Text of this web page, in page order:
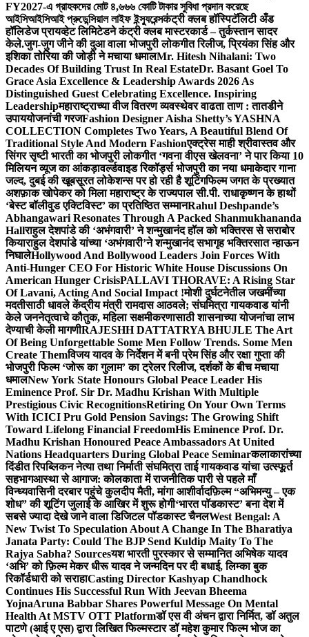
FY2027-এ গ্রাহকদের মোট ৪,৬৬৬ কোটি টাকার সুবিধা প্রদান করেছে
আইসিআইসিআই প্রুডেন্সিয়াল লাইফ ইন্স্যুরেন্সकंट्री क्लब हॉस्पिटॅलिटी अँड
हॉलिडेज प्रायव्हेट लिमिटेडने कंट्री क्लब मास्टरकार्ड – तुर्कस्तान सादर
केले.जुग-जुग जीने की दुआ वाला भोजपुरी लोकगीत रिलीज, प्रियंका सिंह और
इशिका तोरिया की जोड़ी ने मचाया धमालMr. Hitesh Nihalani: Two
Decades Of Building Trust In Real EstateDr. Basant Goel To
Grace Asia Excellence & Leadership Awards 2026 As
Distinguished Guest Celebrating Excellence. Inspiring
Leadershipमहाराष्ट्राच्या वीज वितरण व्यवस्थेवर वाढता ताण : तातडीने
उपाययोजनांची गरजFashion Designer Aisha Shetty’s YASHNA
COLLECTION Completes Two Years, A Beautiful Blend Of
Traditional Style And Modern Fashionएक्ट्रेस माही श्रीवास्तव और
सिंगर सृष्टी भारती का भोजपुरी लोकगीत ‘गवना वीएस खेलवना’ ने पार किया 10
मिलियन व्यूज का आंकड़ावर्ल्डवाइड रिकॉर्ड्स भोजपुरी का नया धमाकेदार गाना
जल्द, दुबई की खूबसूरत लोकेशन्स पर हो रही है शूटिंगफिल्म जगत के प्रख्यात
अशफ़ाक खोपेकर को मिला महाराष्ट्र के राज्यपाल सी.पी. राधाकृष्णन के हाथों
‘बेस्ट बॉलीवुड एक्टिविस्ट’ का प्रतिष्ठित सम्मानRahul Deshpande’s
Abhangawari Resonates Through A Packed Shanmukhananda
Hallराहुल देशपांडे की ‘अभंगवारी’ ने शन्मुखानंद हॉल को भक्तिरस से सराबोर
कियाराहुल देशपांडे यांच्या ‘अभंगवारी’ने शन्मुखानंद सभागृह भक्तिरसात न्हाऊन
निघालेHollywood And Bollywood Leaders Join Forces With
Anti-Hunger CEO For Historic White House Discussions On
American Hunger CrisisPALLAVI THORAVE: A Rising Star
Of Lavani, Acting And Social Impact !मोशी दुर्घटनेतील जखमींच्या
मदतीसाठी धावले केंद्रीय मंत्री रामदास आठवले; संघमित्रा गायकवाड यांनी
केले जननेतृत्वाचे कौतुक, महिला सक्षमीकरणासाठी शासनाच्या योजनांचा लाभ
देण्याची केली मागणीRAJESHH DATTATRYA BHUJLE The Art
Of Being Unforgettable Some Men Follow Trends. Some Men
Create Themविजय यादव के निर्देशन में बनी प्रेम सिंह और रक्षा गुप्ता की
भोजपुरी फिल्म ‘जोरू का गुलाम’ का ट्रेलर रिलीज, दर्शकों के बीच मचाया
धमालNew York State Honours Global Peace Leader His
Eminence Prof. Sir Dr. Madhu Krishan With Multiple
Prestigious Civic RecognitionsRetiring On Your Own Terms
With ICICI Pru Gold Pension Savings: The Growing Shift
Toward Lifelong Financial FreedomHis Eminence Prof. Dr.
Madhu Krishan Honoured Peace Ambassadors At United
Nations Headquarters During Global Peace Seminarकलाकारांच्या
दिंडीत रिपब्लिकन नेत्या तथा निर्माती संघमित्रा ताई गायकवाड यांचा उत्स्फूर्त
सहभागआस्था से आगाज: कोलकाता में राजनीतिक पारी से पहले माँ
विन्ध्यवासिनी दरबार पहुंचे कुलदीप मैती, मांगा आशीर्वादफ़िल्म “अभिमन्यु – एक
शोध” की शूटिंग जुलाई के आखिर में शुरू होगी‘भारत पॉडकास्ट’ बना देश में
सबसे ज्यादा देखे जाने वाला डिजिटल पॉडकास्ट चैनलWest Bengal: A
New Twist To Speculation About A Change In The Bharatiya
Janata Party: Could The BJP Send Kuldip Maity To The
Rajya Sabha? Sourcesयश भारती पुरस्कार से सम्मानित अभिषेक यादव
‘अभि’ को फ़िल्म मेकर धीरू यादव ने जन्मदिन पर दी बधाई, लिम्का बुक
रिकॉर्डधारी को सराहाCasting Director Kashyap Chandhock
Continues His Successful Run With Jeevan Bheema
YojnaAruna Babbar Shares Powerful Message On Mental
Health At MSTV OTT Platformडॉ एस वी अंचन द्वारा निर्मित, डॉ अतुल
पाटणे (आई ए एस) द्वारा लिखित फिल्मस्टार डॉ महेश कुमार फिल्म भोज का